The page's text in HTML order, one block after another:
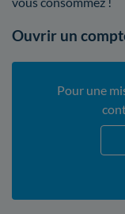
Ouvrir un
Pour une